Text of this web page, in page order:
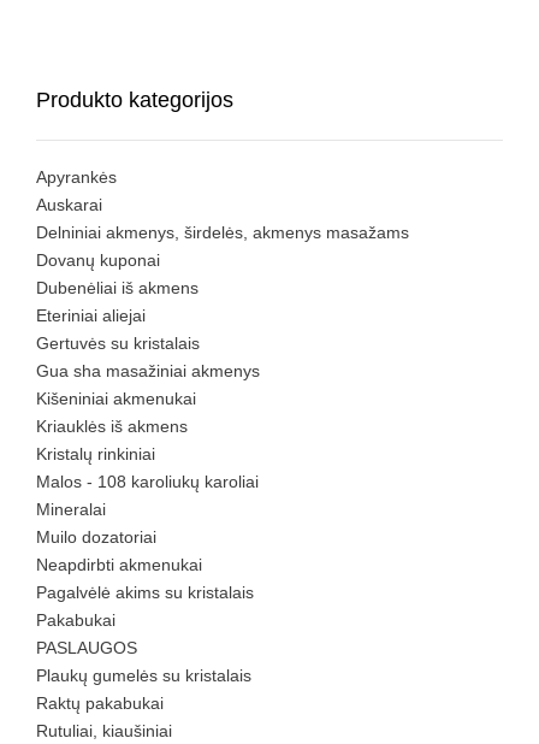
Produkto kategorijos
Apyrankės
Auskarai
Delniniai akmenys, širdelės, akmenys masažams
Dovanų kuponai
Dubenėliai iš akmens
Eteriniai aliejai
Gertuvės su kristalais
Gua sha masažiniai akmenys
Kišeniniai akmenukai
Kriauklės iš akmens
Kristalų rinkiniai
Malos - 108 karoliukų karoliai
Mineralai
Muilo dozatoriai
Neapdirbti akmenukai
Pagalvėlė akims su kristalais
Pakabukai
PASLAUGOS
Plaukų gumelės su kristalais
Raktų pakabukai
Rutuliai, kiaušiniai